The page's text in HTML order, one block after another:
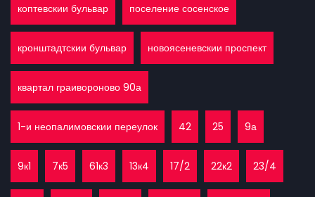
коптевскии бульвар поселение сосенское
кронштадтскии бульвар новоясеневскии проспект
квартал граивороново 90а
1-и неопалимовскии переулок 42 25 9а
9к1 7к5 61к3 13к4 17/2 22к2 23/4